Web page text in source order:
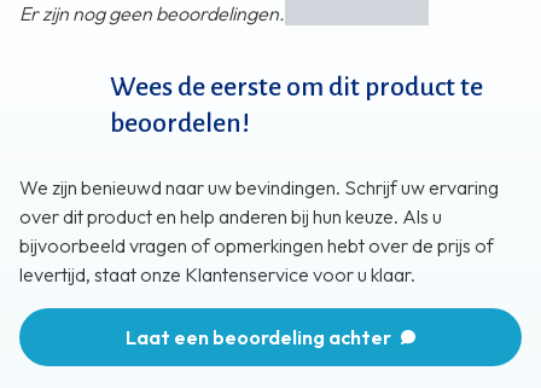
Er zijn nog geen beoordelingen.
Wees de eerste om dit product te
beoordelen!
We zijn benieuwd naar uw bevindingen. Schrijf uw ervaring
over dit product en help anderen bij hun keuze. Als u
bijvoorbeeld vragen of opmerkingen hebt over de prijs of
levertijd, staat onze Klantenservice voor u klaar.
Laat een beoordeling achter